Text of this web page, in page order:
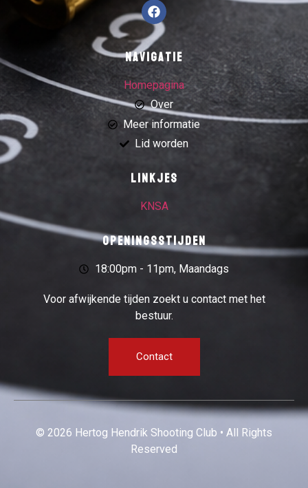
Navigatie
Homepagina
Over
Meer informatie
Lid worden
Linkjes
KNSA
Openingsstijden
18:00pm - 11pm, Maandags
Voor afwijkende tijden zoekt u contact met het
bestuur.
Contact
© 2026 Hertog Hendrik Shooting Club • All Rights
Reserved